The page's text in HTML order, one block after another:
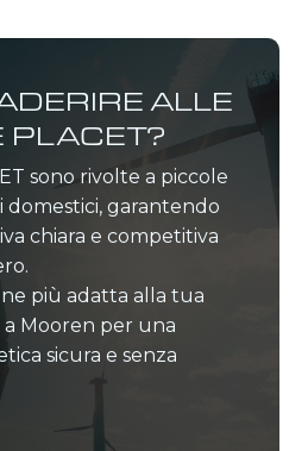
ALLE
PLACET?
sono rivolte a piccole
domestici, garantendo
chiara e competitiva
più adatta alla tua
Mooren per una
sicura e senza